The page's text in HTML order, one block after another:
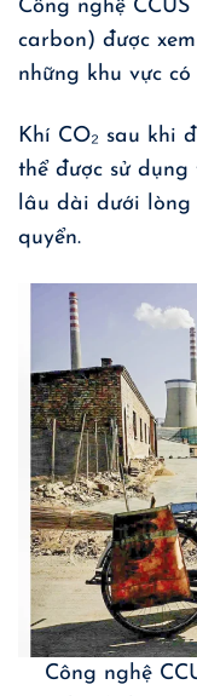
Công nghệ
carbon) được
những khu vực
Khí CO₂ sau khi
thể được sử
lâu dài dưới
quyển.
Công nghệ